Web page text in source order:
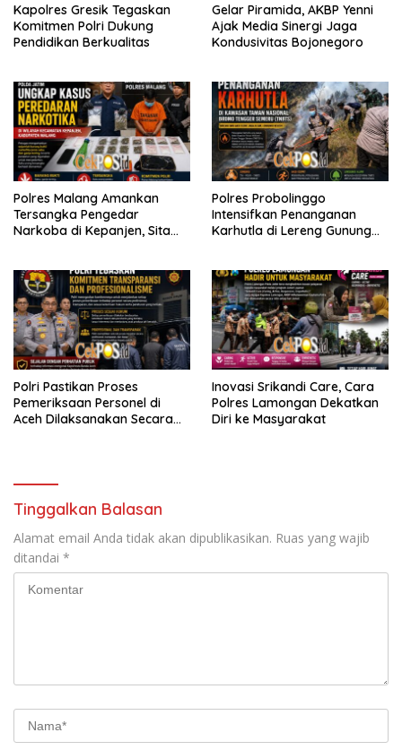
Kapolres Gresik Tegaskan
Komitmen Polri Dukung
Pendidikan Berkualitas
Gelar Piramida, AKBP Yenni
Ajak Media Sinergi Jaga
Kondusivitas Bojonegoro
Polres Malang Amankan
Tersangka Pengedar
Narkoba di Kepanjen, Sita
Polres Probolinggo
Intensifkan Penanganan
Karhutla di Lereng Gunung
Polri Pastikan Proses
Pemeriksaan Personel di
Aceh Dilaksanakan Secara
Inovasi Srikandi Care, Cara
Polres Lamongan Dekatkan
Diri ke Masyarakat
Tinggalkan Balasan
Alamat email Anda tidak akan dipublikasikan. Ruas yang wajib
ditandai *